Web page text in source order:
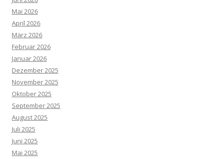
Mai 2026
April 2026
März 2026
Februar 2026
Januar 2026
Dezember 2025
November 2025
Oktober 2025
September 2025
August 2025
Juli 2025
Juni 2025
Mai 2025